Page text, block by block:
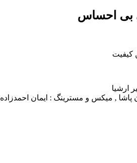
بی احساس
کیفیت
ارشیا
پاشا , میکس و مسترینگ : ایمان احمدزاده